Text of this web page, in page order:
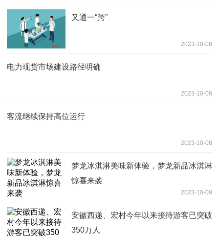
又通一“跨”
2023-10-08
电力现货市场建设路径明确
2023-10-08
客流继续保持高位运行
2023-10-08
梦龙冰淇淋美味新体验，梦龙新品冰淇淋
惊喜来袭
2023-10-08
安徽西递、宏村今年以来接待游客已突破
350万人